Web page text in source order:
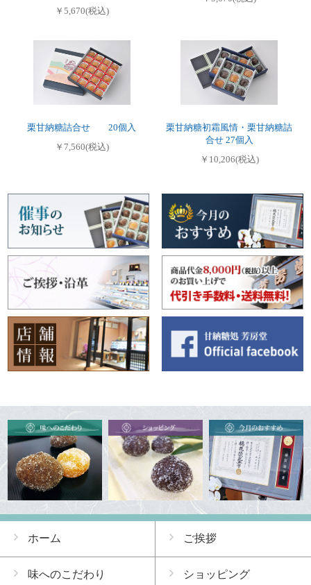
￥5,670(税込)
栗甘納糖詰合せ 20個入
￥7,560(税込)
栗甘納糖初霜風情・栗甘納糖詰
合せ 27個入
￥10,206(税込)
ホーム ご挨拶
味へのこだわり ショッピング